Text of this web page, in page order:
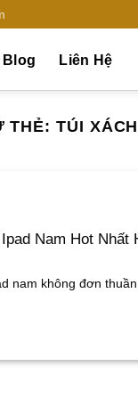
Blog Liên Hệ
THẺ:TÚI
Nam Hot Nhất
nam không đơn